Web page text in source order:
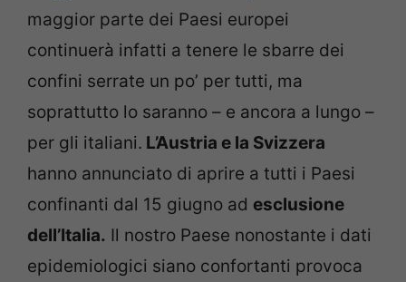
maggior parte dei Paesi europei
continuerà infatti a tenere le sbarre dei
confini serrate un po’ per tutti, ma
soprattutto lo saranno – e ancora a lungo –
per gli italiani. L’Austria e la Svizzera
hanno annunciato di aprire a tutti i Paesi
confinanti dal 15 giugno ad esclusione
dell’Italia. Il nostro Paese nonostante i dati
epidemiologici siano confortanti provoca